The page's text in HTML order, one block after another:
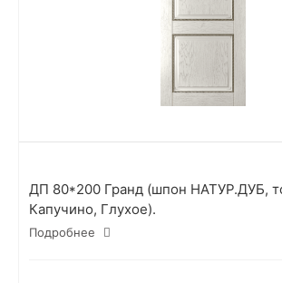
ДП 80*200 Гранд (шпон НАТУР.ДУБ,
Капучино, Глухое).
Подробнее